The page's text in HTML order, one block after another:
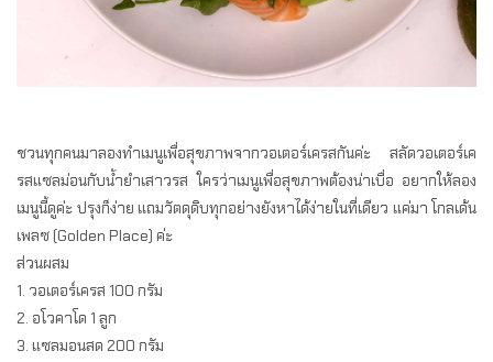
ชวนทุกคนมาลองทำเมนูเพื่อสุขภาพจากวอเตอร์เครสกันค่ะ สลัดวอเตอร์เค
รสแซลม่อนกับน้ำยำเสาวรส ใครว่าเมนูเพื่อสุขภาพต้องน่าเบื่อ อยากให้ลอง
เมนูนี้ดูค่ะ ปรุงก็ง่าย แถมวัตดุดิบทุกอย่างยังหาได้ง่ายในที่เดียว แค่มา โกลเด้น
เพลซ (Golden Place) ค่ะ
ส่วนผสม
1. วอเตอร์เครส 100 กรัม
2. อโวคาโด 1 ลูก
3. แซลมอนสด 200 กรัม